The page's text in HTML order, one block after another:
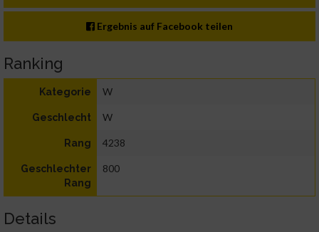
Ergebnis auf Facebook teilen
Ranking
Kategorie W
Geschlecht W
Rang 4238
Geschlechter
Rang
800
Details